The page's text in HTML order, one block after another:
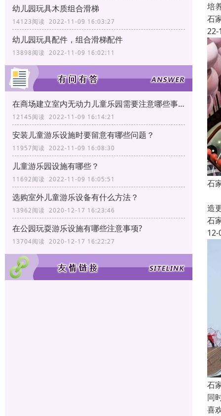
幼儿园玩具木质组合滑梯
14123阅读 2022-11-09 16:03:27
幼儿园玩具配件，组合滑梯配件
13898阅读 2022-11-09 16:02:11
在商场建立室内无动力儿童乐园需要注意哪些事项?
12145阅读 2022-11-09 16:14:21
安装儿童游乐设施时要留意有哪些问题？
11957阅读 2022-11-09 16:08:30
儿童游乐园设施有哪些？
11692阅读 2022-11-09 16:05:51
选购室外儿童游乐设备有什么方法？
13962阅读 2020-12-17 16:23:46
在公园玩耍游乐设施有哪些注意事项?
13704阅读 2020-12-17 16:22:27
培
石
22-
石
造
石
12-
石
同
喜